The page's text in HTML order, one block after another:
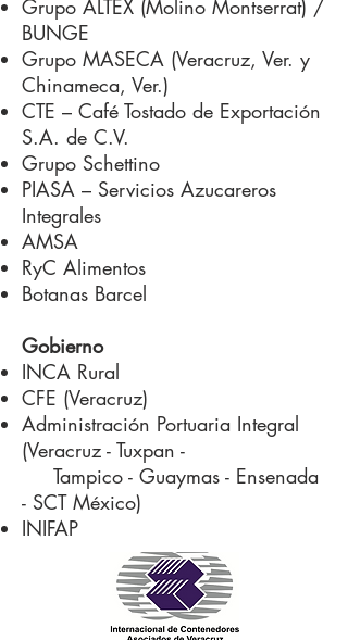
Grupo ALTEX (Molino Montserrat) /
BUNGE
Grupo MASECA (Veracruz, Ver. y
Chinameca, Ver.)
CTE – Café Tostado de Exportación
S.A. de C.V.
Grupo Schettino
PIASA – Servicios Azucareros
Integrales
AMSA
RyC Alimentos
Botanas Barcel
Gobierno
INCA Rural
CFE (Veracruz)
Administración Portuaria Integral
(Veracruz - Tuxpan -
Tampico - Guaymas - Ensenada
- SCT México)
INIFAP